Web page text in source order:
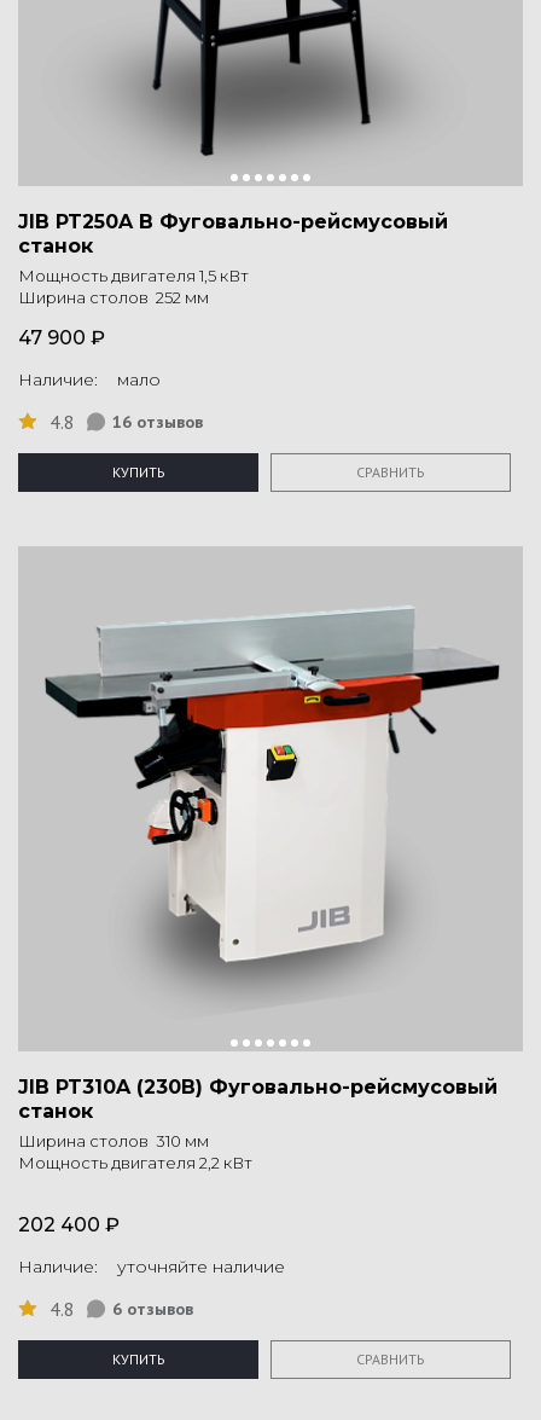
JIB PT250A B Фуговально-рейсмусовый
станок
Мощность двигателя 1,5 кВт
Ширина столов 252 мм
47 900 ₽
Наличие: мало
4.8 16 отзывов
КУПИТЬ СРАВНИТЬ
JIB PT310A (230В) Фуговально-рейсмусовый
станок
Ширина столов 310 мм
Мощность двигателя 2,2 кВт
202 400 ₽
Наличие: уточняйте наличие
4.8 6 отзывов
КУПИТЬ СРАВНИТЬ